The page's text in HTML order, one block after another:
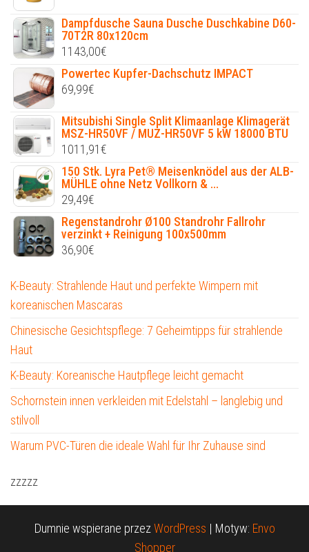
Dampfdusche Sauna Dusche Duschkabine D60-
70T2R 80x120cm
1143,00€
Powertec Kupfer-Dachschutz IMPACT
69,99€
Mitsubishi Single Split Klimaanlage Klimagerät
MSZ-HR50VF / MUZ-HR50VF 5 kW 18000 BTU
1011,91€
150 Stk. Lyra Pet® Meisenknödel aus der ALB-
MÜHLE ohne Netz Vollkorn & ...
29,49€
Regenstandrohr Ø100 Standrohr Fallrohr
verzinkt + Reinigung 100x500mm
36,90€
K-Beauty: Strahlende Haut und perfekte Wimpern mit
koreanischen Mascaras
Chinesische Gesichtspflege: 7 Geheimtipps für strahlende
Haut
K-Beauty: Koreanische Hautpflege leicht gemacht
Schornstein innen verkleiden mit Edelstahl – langlebig und
stilvoll
Warum PVC-Türen die ideale Wahl für Ihr Zuhause sind
zzzzz
Dumnie wspierane przezWordPress | Motyw: Envo
Shopper